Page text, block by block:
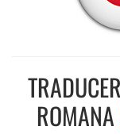
ROMANA